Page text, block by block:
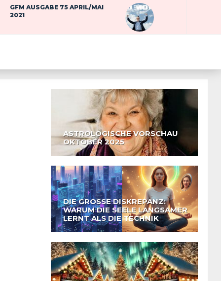
GFM AUSGABE 75 APRIL/MAI
2021
ASTROLOGISCHE VORSCHAU
OKTOBER 2025
DIE GROSSE DISKREPANZ: W
ARUM DIE SEELE LANGSAMER L
ERNT ALS DIE TECHNIK